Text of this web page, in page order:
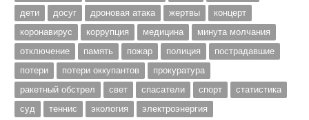
дети
досуг дроновая атака жертвы
концерт
коронавирус
коррупция медицина
минута молчания
отключение
память пожар полиция
пострадавшие
потери
потери оккупантов
прокуратура
ракетный обстрел
свет спасатели спорт
статистика
суд
теннис экология
электроэнергия